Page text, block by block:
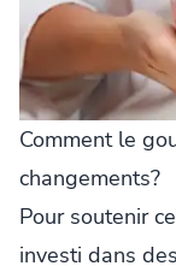
Comment le
changements?
Pour soutenir
investi dans des